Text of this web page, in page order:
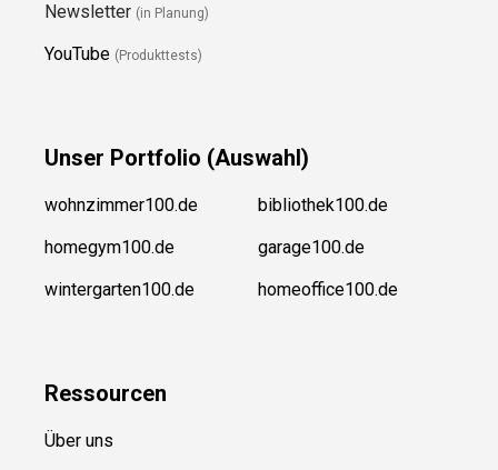
Newsletter (in Planung)
YouTube (Produkttests)
Unser Portfolio (Auswahl)
wohnzimmer100.de
homegym100.de
wintergarten100.de
bibliothek100.de
garage100.de
homeoffice100.de
Ressourcen
Über uns